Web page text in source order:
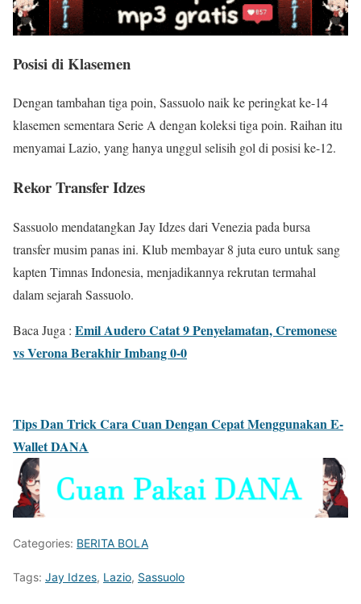
Posisi di Klasemen
Dengan tambahan tiga poin, Sassuolo naik ke peringkat ke-14
klasemen sementara Serie A dengan koleksi tiga poin. Raihan itu
menyamai Lazio, yang hanya unggul selisih gol di posisi ke-12.
Rekor Transfer Idzes
Sassuolo mendatangkan Jay Idzes dari Venezia pada bursa
transfer musim panas ini. Klub membayar 8 juta euro untuk sang
kapten Timnas Indonesia, menjadikannya rekrutan termahal
dalam sejarah Sassuolo.
Baca Juga : Emil Audero Catat 9 Penyelamatan, Cremonese
vs Verona Berakhir Imbang 0-0
Tips Dan Trick Cara Cuan Dengan Cepat Menggunakan E-
Wallet DANA
Categories: BERITA BOLA
Tags: Jay Idzes, Lazio, Sassuolo